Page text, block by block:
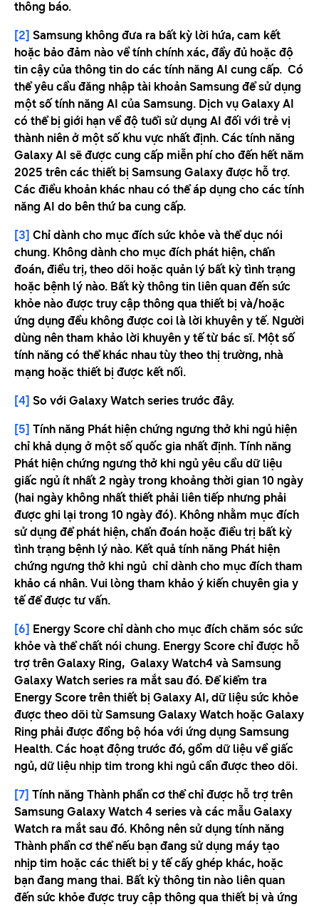
thông báo.
[2] Samsung không đưa ra bất kỳ lời hứa, cam kết
hoặc bảo đảm nào về tính chính xác, đầy đủ hoặc độ
tin cậy của thông tin do các tính năng AI cung cấp. Có
thể yêu cầu đăng nhập tài khoản Samsung để sử dụng
một số tính năng AI của Samsung. Dịch vụ Galaxy AI
có thể bị giới hạn về độ tuổi sử dụng AI đối với trẻ vị
thành niên ở một số khu vực nhất định. Các tính năng
Galaxy AI sẽ được cung cấp miễn phí cho đến hết năm
2025 trên các thiết bị Samsung Galaxy được hỗ trợ.
Các điều khoản khác nhau có thể áp dụng cho các tính
năng AI do bên thứ ba cung cấp.
[3] Chỉ dành cho mục đích sức khỏe và thể dục nói
chung. Không dành cho mục đích phát hiện, chẩn
đoán, điều trị, theo dõi hoặc quản lý bất kỳ tình trạng
hoặc bệnh lý nào. Bất kỳ thông tin liên quan đến sức
khỏe nào được truy cập thông qua thiết bị và/hoặc
ứng dụng đều không được coi là lời khuyên y tế. Người
dùng nên tham khảo lời khuyên y tế từ bác sĩ. Một số
tính năng có thể khác nhau tùy theo thị trường, nhà
mạng hoặc thiết bị được kết nối.
[4] So với Galaxy Watch series trước đây.
[5] Tính năng Phát hiện chứng ngưng thở khi ngủ hiện
chỉ khả dụng ở một số quốc gia nhất định. Tính năng
Phát hiện chứng ngưng thở khi ngủ yêu cầu dữ liệu
giấc ngủ ít nhất 2 ngày trong khoảng thời gian 10 ngày
(hai ngày không nhất thiết phải liên tiếp nhưng phải
được ghi lại trong 10 ngày đó). Không nhằm mục đích
sử dụng để phát hiện, chẩn đoán hoặc điều trị bất kỳ
tình trạng bệnh lý nào. Kết quả tính năng Phát hiện
chứng ngưng thở khi ngủ chỉ dành cho mục đích tham
khảo cá nhân. Vui lòng tham khảo ý kiến ​​chuyên gia y
tế để được tư vấn.
[6] Energy Score chỉ dành cho mục đích chăm sóc sức
khỏe và thể chất nói chung. Energy Score chỉ được hỗ
trợ trên Galaxy Ring, Galaxy Watch4 và Samsung
Galaxy Watch series ra mắt sau đó. Để kiểm tra
Energy Score trên thiết bị Galaxy AI, dữ liệu sức khỏe
được theo dõi từ Samsung Galaxy Watch hoặc Galaxy
Ring phải được đồng bộ hóa với ứng dụng Samsung
Health. Các hoạt động trước đó, gồm dữ liệu về giấc
ngủ, dữ liệu nhịp tim trong khi ngủ cần được theo dõi.
[7] Tính năng Thành phần cơ thể chỉ được hỗ trợ trên
Samsung Galaxy Watch 4 series và các mẫu Galaxy
Watch ra mắt sau đó. Không nên sử dụng tính năng
Thành phần cơ thể nếu bạn đang sử dụng máy tạo
nhịp tim hoặc các thiết bị y tế cấy ghép khác, hoặc
bạn đang mang thai. Bất kỳ thông tin nào liên quan
đến sức khỏe được truy cập thông qua thiết bị và ứng